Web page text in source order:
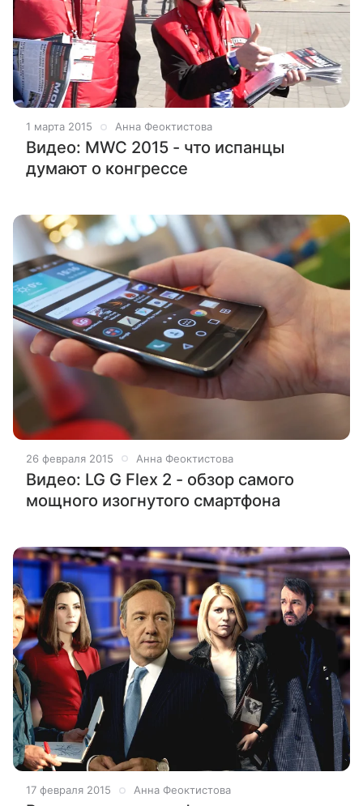
1 марта 2015 Анна Феоктистова
Видео: MWC 2015 - что испанцы
думают о конгрессе
26 февраля 2015 Анна Феоктистова
Видео: LG G Flex 2 - обзор самого
мощного изогнутого смартфона
17 февраля 2015 Анна Феоктистова